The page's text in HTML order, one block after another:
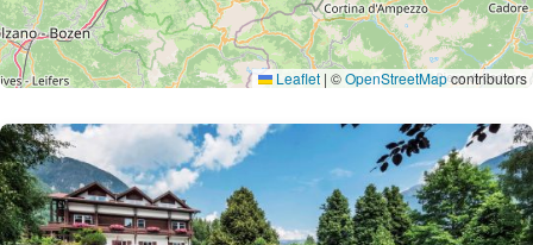
Leaflet | ©OpenStreetMapcontributors